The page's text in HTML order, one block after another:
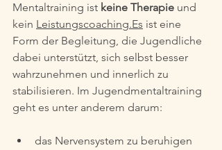
Mentaltraining ist keine Therapie und
kein Leistungscoaching.Es ist eine
Form der Begleitung, die Jugendliche
dabei unterstützt, sich selbst besser
wahrzunehmen und innerlich zu
stabilisieren. Im Jugendmentaltraining
geht es unter anderem darum:
das Nervensystem zu beruhigen